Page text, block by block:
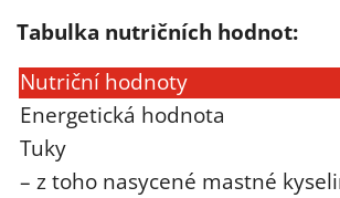
Tabulka nutričních hodnot:
Nutriční hodnoty
Energetická hodnota
Tuky
– z toho nasycené mastné